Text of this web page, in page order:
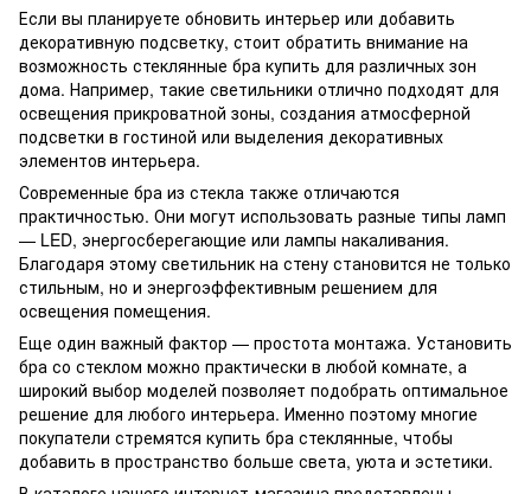
Если вы планируете обновить интерьер или добавить
декоративную подсветку, стоит обратить внимание на
возможность стеклянные бра купить для различных зон
дома. Например, такие светильники отлично подходят для
освещения прикроватной зоны, создания атмосферной
подсветки в гостиной или выделения декоративных
элементов интерьера.
Современные бра из стекла также отличаются
практичностью. Они могут использовать разные типы ламп
— LED, энергосберегающие или лампы накаливания.
Благодаря этому светильник на стену становится не только
стильным, но и энергоэффективным решением для
освещения помещения.
Еще один важный фактор — простота монтажа. Установить
бра со стеклом можно практически в любой комнате, а
широкий выбор моделей позволяет подобрать оптимальное
решение для любого интерьера. Именно поэтому многие
покупатели стремятся купить бра стеклянные, чтобы
добавить в пространство больше света, уюта и эстетики.